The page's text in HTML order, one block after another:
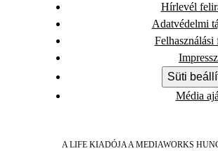
Hírlevél
Adatvédelmi
Felhasználási
Süti
Média
A LIFE KIADÓJA A MEDIAWORKS